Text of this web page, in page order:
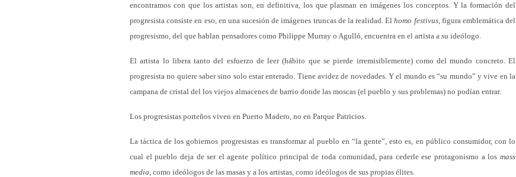
encontramos con que los artistas son, en definitiva, los que plasman en imágenes los conceptos. Y la formación del
progresista consiste en eso, en una sucesión de imágenes truncas de la realidad. Elhomo festivus, figura emblemática del
progresismo, del que hablan pensadores como Philippe Murray o Agulló, encuentra en el artista a su ideólogo.
El artista lo libera tanto del esfuerzo de leer (hábito que se pierde irremisiblemente) como del mundo concreto. El
progresista no quiere saber sino solo estar enterado. Tiene avidez de novedades. Y el mundo es “su mundo” y vive en la
campana de cristal del los viejos almacenes de barrio donde las moscas (el pueblo y sus problemas) no podían entrar.
Los progresistas porteños viven en Puerto Madero, no en Parque Patricios.
La táctica de los gobiernos progresistas es transformar al pueblo en “la gente”, esto es, en público consumidor, con lo
cual el pueblo deja de ser el agente político principal de toda comunidad, para cederle ese protagonismo a los mass
media, como ideólogos de las masas y a los artistas, como ideólogos de sus propias élites.